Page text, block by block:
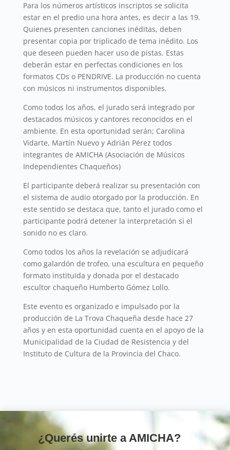
Para los números artísticos inscriptos se solicita
estar en el predio una hora antes, es decir a las 19.
Quienes presenten canciones inéditas, deben
presentar copia por triplicado de tema inédito. Los
que deseen pueden hacer uso de pistas. Estas
deberán estar en perfectas condiciones en los
formatos CDs o PENDRIVE. La producción no cuenta
con músicos ni instrumentos disponibles.
Como todos los años, el jurado será integrado por
destacados músicos y cantores reconocidos en el
ambiente. En esta oportunidad serán; Carolina
Vidarte, Martín Nuevo y Adrián Pérez todos
integrantes de AMICHA (Asociación de Músicos
Independientes Chaqueños)
El participante deberá realizar su presentación con
el sistema de audio otorgado por la producción. En
este sentido se destaca que, tanto el jurado como el
participante podrá detener la interpretación si el
sonido no es claro.
Como todos los años la revelación se adjudicará
como galardón de trofeo, una escultura en pequeño
formato instituida y donada por el destacado
escultor chaqueño Humberto Gómez Lollo.
Este evento es organizado e impulsado por la
producción de La Trova Chaqueña desde hace 27
años y en esta oportunidad cuenta en el apoyo de la
Municipalidad de la Ciudad de Resistencia y del
Instituto de Cultura de la Provincia del Chaco.
¿Querés unirte a AMICHA?